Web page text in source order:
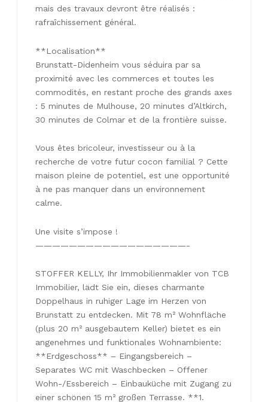
mais des travaux devront être réalisés :
rafraîchissement général.
**Localisation**
Brunstatt-Didenheim vous séduira par sa
proximité avec les commerces et toutes les
commodités, en restant proche des grands axes
: 5 minutes de Mulhouse, 20 minutes d’Altkirch,
30 minutes de Colmar et de la frontière suisse.
Vous êtes bricoleur, investisseur ou à la
recherche de votre futur cocon familial ? Cette
maison pleine de potentiel, est une opportunité
à ne pas manquer dans un environnement
calme.
Une visite s’impose !
——————————————————-
STOFFER KELLY, Ihr Immobilienmakler von TCB
Immobilier, lädt Sie ein, dieses charmante
Doppelhaus in ruhiger Lage im Herzen von
Brunstatt zu entdecken. Mit 78 m² Wohnfläche
(plus 20 m² ausgebautem Keller) bietet es ein
angenehmes und funktionales Wohnambiente:
**Erdgeschoss** – Eingangsbereich –
Separates WC mit Waschbecken – Offener
Wohn-/Essbereich – Einbauküche mit Zugang zu
einer schönen 15 m² großen Terrasse. **1.